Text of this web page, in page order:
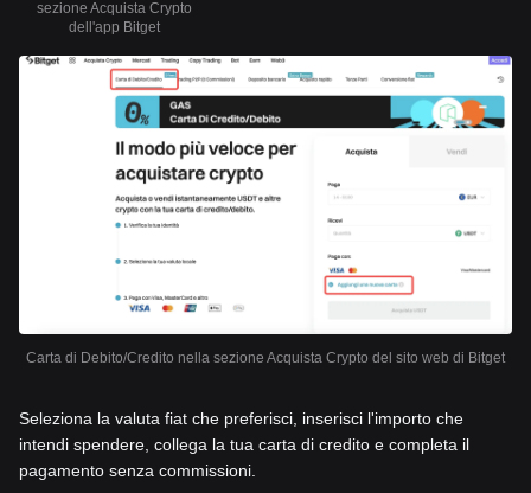
sezione Acquista Crypto
dell'app Bitget
Carta di Debito/Credito nella sezione Acquista Crypto del sito web di Bitget
Seleziona la valuta fiat che preferisci, inserisci l'importo che
intendi spendere, collega la tua carta di credito e completa il
pagamento senza commissioni.